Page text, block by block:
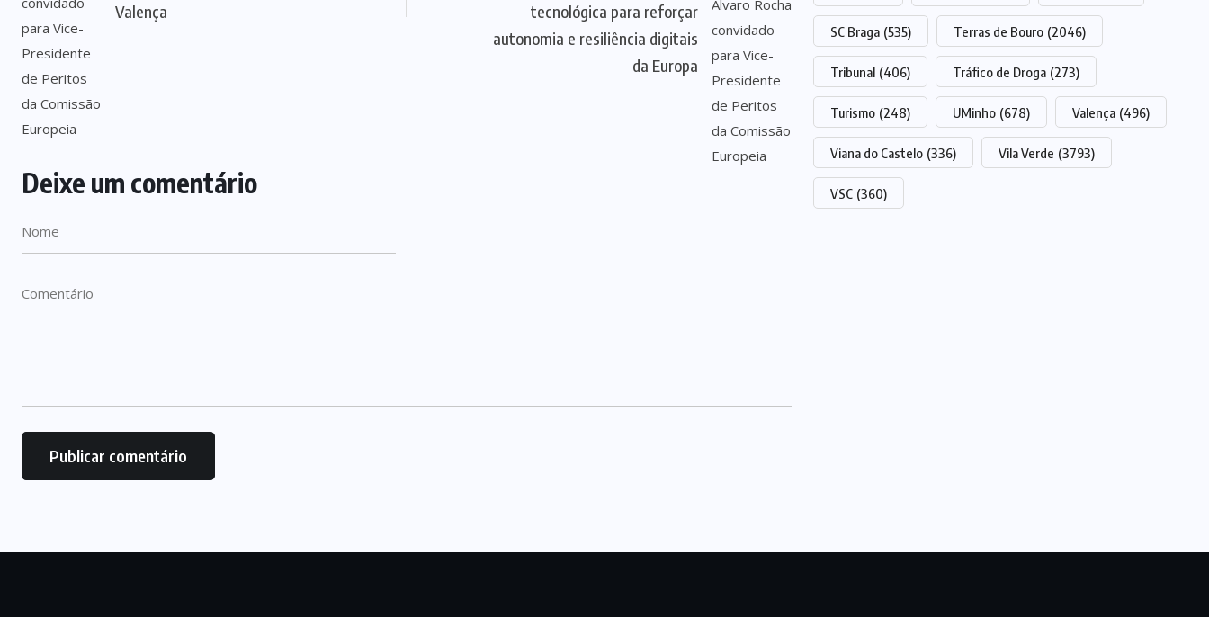
Valença
tecnológica para reforçar
autonomia e resiliência digitais
da Europa
Deixe um comentário
SC Braga (535) Terras de Bouro (2046)
Tribunal (406) Tráfico de Droga (273)
Turismo (248) UMinho (678) Valença (496)
Viana do Castelo (336) Vila Verde (3793)
VSC (360)